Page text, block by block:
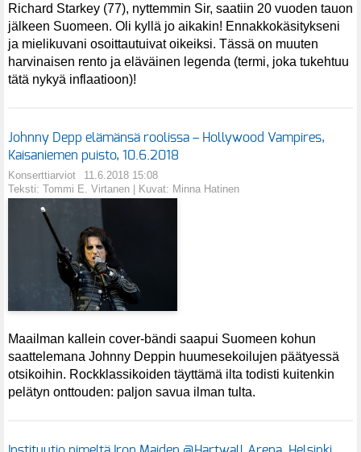
Richard Starkey (77), nyttemmin Sir, saatiin 20 vuoden tauon
jälkeen Suomeen. Oli kyllä jo aikakin! Ennakkokäsitykseni
ja mielikuvani osoittautuivat oikeiksi. Tässä on muuten
harvinaisen rento ja eläväinen legenda (termi, joka tukehtuu
tätä nykyä inflaatioon)!
Johnny Depp elämänsä roolissa – Hollywood Vampires,
Kaisaniemen puisto, 10.6.2018
Konserttiarviot
11.6.2018 15:08
Teksti: Tommi E. Virtanen | Kuvat: Minna Hatinen
Maailman kallein cover-bändi saapui Suomeen kohun
saattelemana Johnny Deppin huumesekoilujen päätyessä
otsikoihin. Rockklassikoiden täyttämä ilta todisti kuitenkin
pelätyn onttouden: paljon savua ilman tulta.